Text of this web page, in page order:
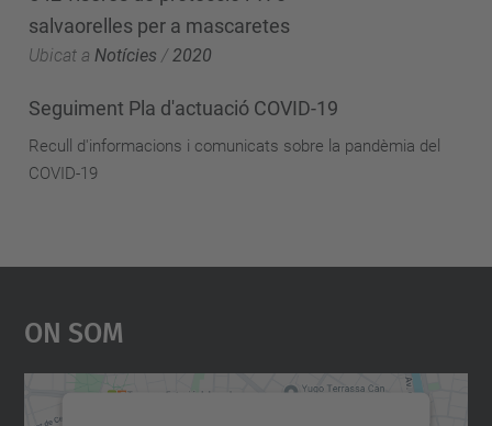
salvaorelles per a mascaretes
Ubicat a Notícies / 2020
Seguiment Pla d'actuació COVID-19
Recull d'informacions i comunicats sobre la pandèmia del
COVID-19
On Som